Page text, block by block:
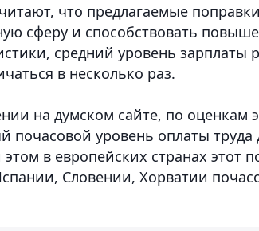
что предлагаемые
сферу и способствовать
средний уровень зарплаты
в несколько раз.
на думском сайте, по оценкам
уровень оплаты труда
в европейских странах этот
Словении, Хорватии